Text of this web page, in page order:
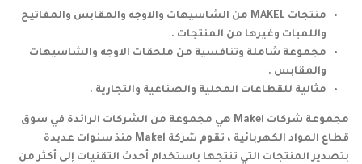
منتجات MAKEL من الشاسيهات والاوجه والمقابس والمفاتيح
واللمبات وغيرها من المنتجات .
مجموعة شاملة وتنافسية من ملحقات الاوجه والشاسيهات
والمقابس .
مثالية للقطاعات المحلية والصناعية والتجارية .
مجموعة شركات Makel هي مجموعة من الشركات الرائدة في سوق
قطاع المواد الكهربائية ، تقوم شركة Makel منذ سنوات عديدة
بتصدير المنتجات التي تنتجها باستخدام أحدث التقنيات إلى أكثر من